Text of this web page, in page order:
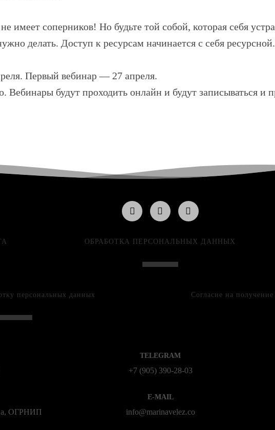
имеет соперников! Но будьте той собой, которая себя
делать. Доступ к ресурсам начинается с себя
Первый вебинар — 27 апреля.
Вебинары будут проходить онлайн и будут записываться и
ОБРАБОТКА ПЕРСОНАЛЬНЫХ ДАННЫХ
персональных данных Согласие на
TELEGRAM
+7 (905) 390-28-03
ОГРНИП
E-MAIL
info@marinavelez.co